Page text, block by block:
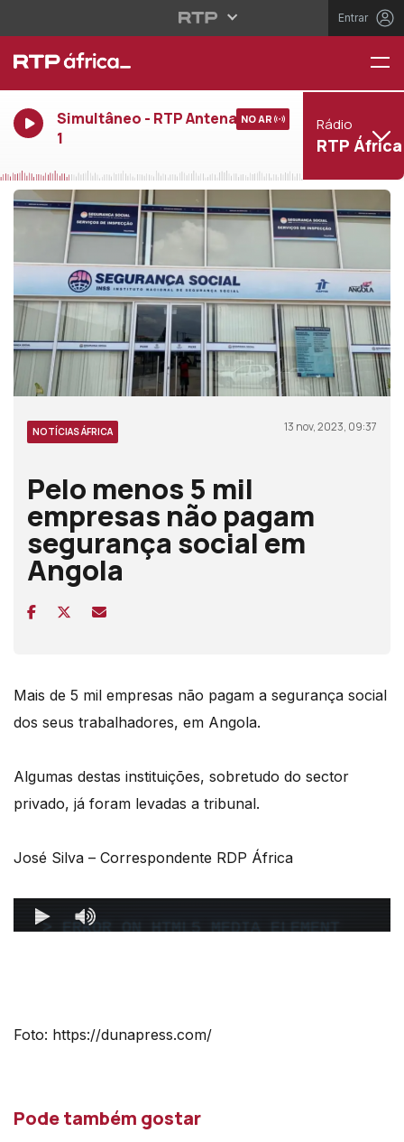
Entrar
Simultâneo - RTP Antena
1
NO AR Rádio
RTP África
NOTÍCIAS ÁFRICA 13 nov, 2023, 09:37
Pelo menos 5 mil
empresas não pagam
segurança social em
Angola
Mais de 5 mil empresas não pagam a segurança social
dos seus trabalhadores, em Angola.
Algumas destas instituições, sobretudo do sector
privado, já foram levadas a tribunal.
José Silva – Correspondente RDP África
Foto: https://dunapress.com/
Pode também gostar